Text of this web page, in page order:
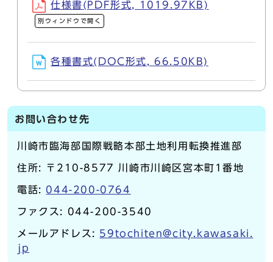
仕様書(PDF形式, 1019.97KB)
別ウィンドウで開く
各種書式(DOC形式, 66.50KB)
お問い合わせ先
川崎市臨海部国際戦略本部土地利用転換推進部
住所: 〒210-8577 川崎市川崎区宮本町1番地
電話: 044-200-0764
ファクス: 044-200-3540
メールアドレス: 59tochiten@city.kawasaki.
jp